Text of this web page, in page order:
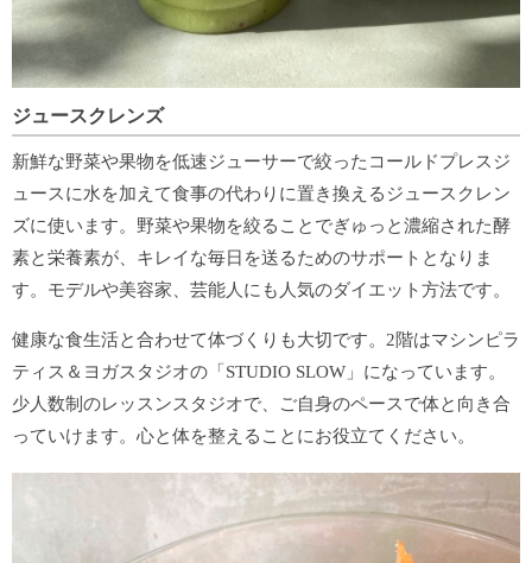
ジュースクレンズ
新鮮な野菜や果物を低速ジューサーで絞ったコールドプレスジ
ュースに水を加えて食事の代わりに置き換えるジュースクレン
ズに使います。 野菜や果物を絞ることでぎゅっと濃縮された酵
素と栄養素が、キレイな毎日を送るためのサポートとなりま
す。 モデルや美容家、芸能人にも人気のダイエット方法です。
健康な食生活と合わせて体づくりも大切です。 2階はマシンピラ
ティス＆ヨガスタジオの「STUDIO SLOW」になっています。
少人数制のレッスンスタジオで、ご自身のペースで体と向き合
っていけます。心と体を整えることにお役立てください。